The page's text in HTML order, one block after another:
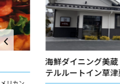
海鮮ダイニング美
テルルートイン草